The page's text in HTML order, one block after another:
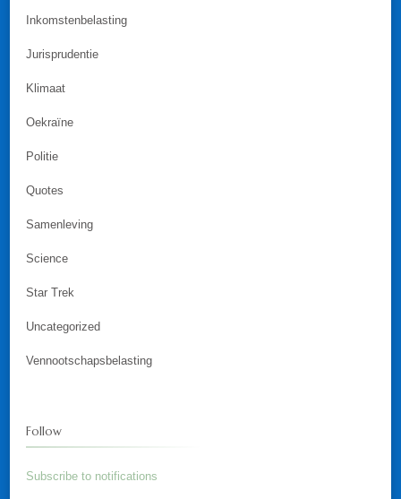
Inkomstenbelasting
Jurisprudentie
Klimaat
Oekraïne
Politie
Quotes
Samenleving
Science
Star Trek
Uncategorized
Vennootschapsbelasting
Follow
Subscribe to notifications